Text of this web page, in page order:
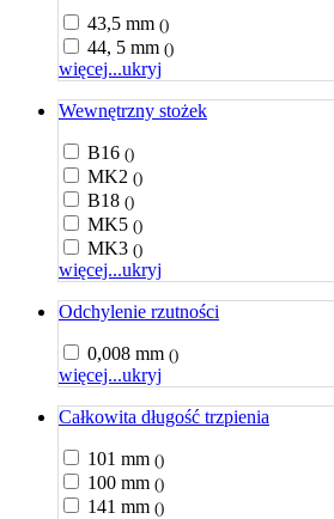
43,5 mm ()
44, 5 mm ()
więcej...ukryj
Wewnętrzny stożek
B16 ()
MK2 ()
B18 ()
MK5 ()
MK3 ()
więcej...ukryj
Odchylenie rzutności
0,008 mm ()
więcej...ukryj
Całkowita długość trzpienia
101 mm ()
100 mm ()
141 mm ()